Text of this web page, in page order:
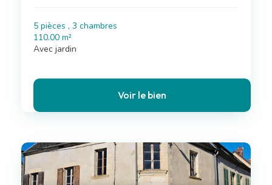
5 pièces , 3 chambres
110.00 m²
Avec jardin
Voir le bien